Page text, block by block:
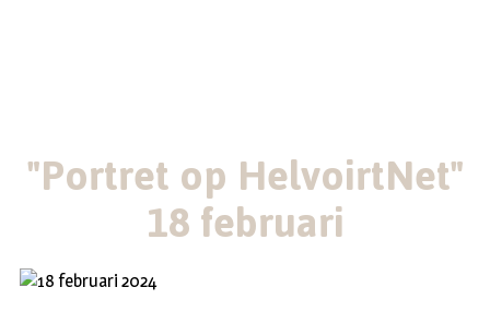
"Portret op HelvoirtNet"
18 februari